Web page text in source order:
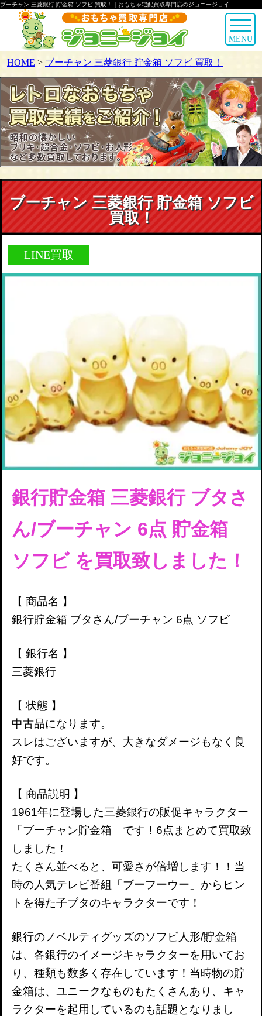
ブーチャン 三菱銀行 貯金箱 ソフビ 買取！｜おもちゃ宅配買取専門店のジョニージョイ
MENU
HOME > ブーチャン 三菱銀行 貯金箱 ソフビ 買取！
ブーチャン 三菱銀行 貯金箱 ソフビ
買取！
LINE買取
銀行貯金箱 三菱銀行 ブタさ
ん/ブーチャン 6点 貯金箱
ソフビを買取致しました！
【 商品名 】
銀行貯金箱 ブタさん/ブーチャン 6点 ソフビ
【 銀行名 】
三菱銀行
【 状態 】
中古品になります。
スレはございますが、大きなダメージもなく良
好です。
【 商品説明 】
1961年に登場した三菱銀行の販促キャラクター
「ブーチャン貯金箱」です！6点まとめて買取致
しました！
たくさん並べると、可愛さが倍増します！！当
時の人気テレビ番組「ブーフーウー」からヒン
トを得た子ブタのキャラクターです！
銀行のノベルティグッズのソフビ人形/貯金箱
は、各銀行のイメージキャラクターを用いてお
り、種類も数多く存在しています！当時物の貯
金箱は、ユニークなものもたくさんあり、キャ
ラクターを起用しているのも話題となりまし